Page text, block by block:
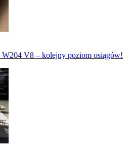
V8 – kolejny poziom osiągów!